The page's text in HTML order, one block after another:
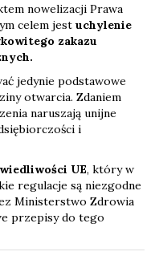
nowelizacji Prawa
celem jest uchylenie
zakazu
jedynie podstawowe
otwarcia. Zdaniem
naruszają unijne
i
UE, który w
regulacje są niezgodne
Ministerstwo Zdrowia
przepisy do tego